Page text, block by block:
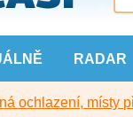
RADAR
ochlazení, místy